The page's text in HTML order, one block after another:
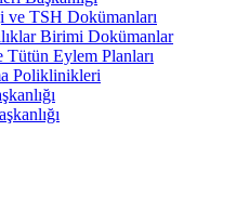
TSH Dokümanları
Birimi Dokümanlar
Tütün Eylem Planları
Poliklinikleri